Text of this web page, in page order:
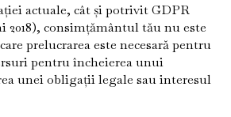
actuale, cât și potrivit GDPR
2018), consimțământul tău nu este
prelucrarea este necesară pentru
pentru încheierea unui
unei obligații legale sau interesul